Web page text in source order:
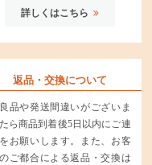
詳しくはこちら
返品・交換について
品や発送間違いがございま
ら商品到着後5日以内にご連
お願いします。また、お客
ご都合による返品・交換は